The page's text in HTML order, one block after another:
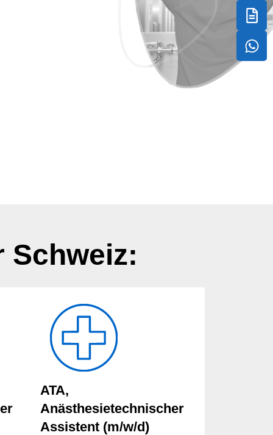
Schweiz:​
ATA,
Anästhesietechnischer
Assistent (m/w/d)